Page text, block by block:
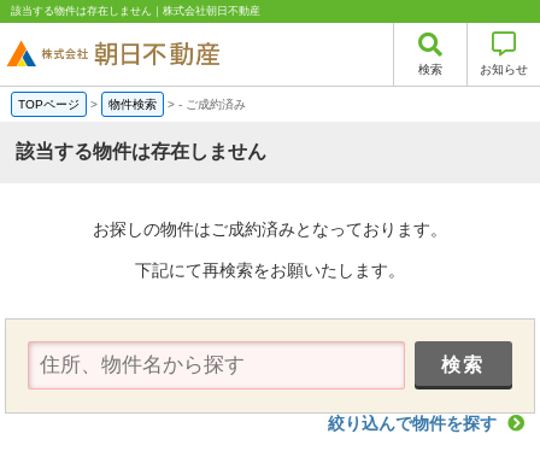
該当する物件は存在しません｜株式会社朝日不動産
検索 お知らせ
TOPページ > 物件検索 >- ご成約済み
該当する物件は存在しません
お探しの物件はご成約済みとなっております。
下記にて再検索をお願いたします。
絞り込んで物件を探す